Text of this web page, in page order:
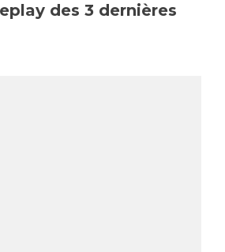
des 3 dernières